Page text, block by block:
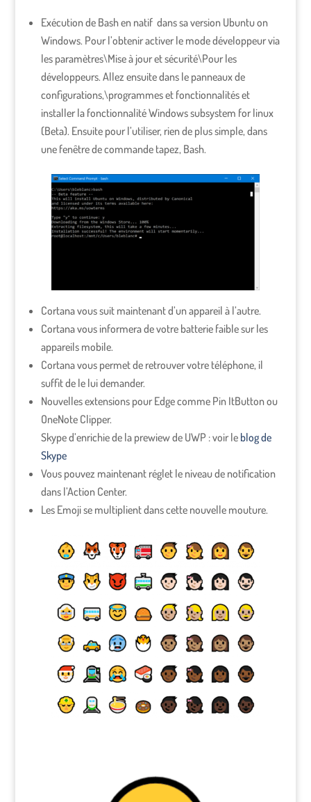
Exécution de Bash en natif dans sa version Ubuntu on
Windows. Pour l’obtenir activer le mode développeur via
les paramètres\Mise à jour et sécurité\Pour les
développeurs. Allez ensuite dans le panneaux de
configurations,\programmes et fonctionnalités et
installer la fonctionnalité Windows subsystem for linux
(Beta). Ensuite pour l’utiliser, rien de plus simple, dans
une fenêtre de commande tapez, Bash.
Cortana vous suit maintenant d’un appareil à l’autre.
Cortana vous informera de votre batterie faible sur les
appareils mobile.
Cortana vous permet de retrouver votre téléphone, il
suffit de le lui demander.
Nouvelles extensions pour Edge comme Pin ItButton ou
OneNote Clipper.
Skype d’enrichie de la prewiew de UWP : voir le blog de
Skype
Vous pouvez maintenant réglet le niveau de notification
dans l’Action Center.
Les Emoji se multiplient dans cette nouvelle mouture.